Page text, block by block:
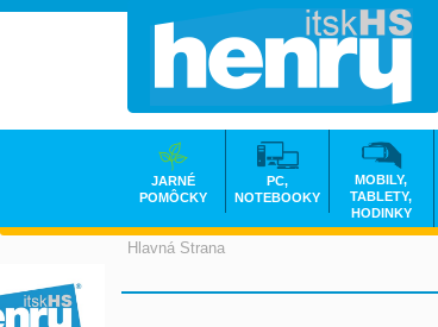
Hlavná Strana
JARNÉ
POMÔCKY
PC,
NOTEBOOKY
MOBILY,
TABLETY,
HODINKY